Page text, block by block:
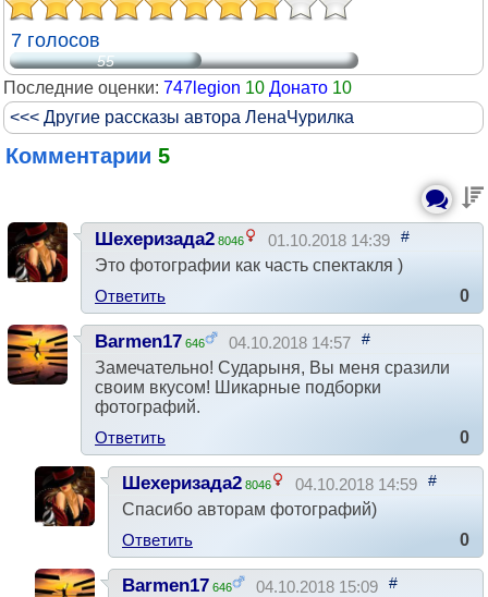
7 голосов
55
Последние оценки: 747legion 10 Донато 10
<<< Другие рассказы автора ЛенаЧурилка
Комментарии 5
Шехеризада2 8046 01.10.2018 14:39 #
Это фотографии как часть спектакля )
Ответить
0
Barmen17 646 04.10.2018 14:57 #
Замечательно! Сударыня, Вы меня сразили
своим вкусом! Шикарные подборки
фотографий.
Ответить
0
Шехеризада2 8046 04.10.2018 14:59 #
Спасибо авторам фотографий)
Ответить
0
Barmen17 646 04.10.2018 15:09 #